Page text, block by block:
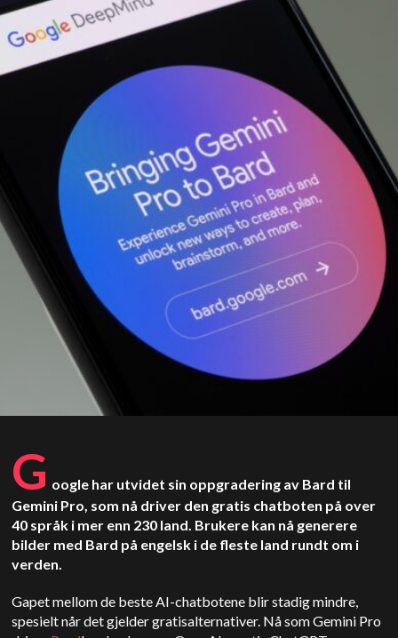
G oogle har utvidet sin oppgradering av Bard til
Gemini Pro, som nå driver den gratis chatboten på over
40 språk i mer enn 230 land. Brukere kan nå generere
bilder med Bard på engelsk i de fleste land rundt om i
verden.
Gapet mellom de beste AI-chatbotene blir stadig mindre,
spesielt når det gjelder gratisalternativer. Nå som Gemini Pro